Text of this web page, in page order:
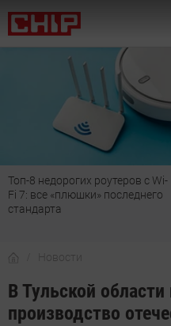
Топ-8 недорогих роутеров с Wi-
Fi 7: все «плюшки» последнего
стандарта
Новости
В Тульской области
производство